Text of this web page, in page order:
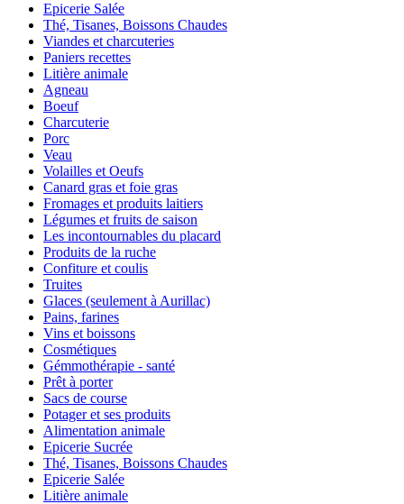
Epicerie Salée
Thé, Tisanes, Boissons Chaudes
Viandes et charcuteries
Paniers recettes
Litière animale
Agneau
Boeuf
Charcuterie
Porc
Veau
Volailles et Oeufs
Canard gras et foie gras
Fromages et produits laitiers
Légumes et fruits de saison
Les incontournables du placard
Produits de la ruche
Confiture et coulis
Truites
Glaces (seulement à Aurillac)
Pains, farines
Vins et boissons
Cosmétiques
Gémmothérapie - santé
Prêt à porter
Sacs de course
Potager et ses produits
Alimentation animale
Epicerie Sucrée
Thé, Tisanes, Boissons Chaudes
Epicerie Salée
Litière animale